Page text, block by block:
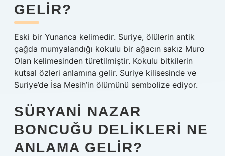
GELIR?
Eski bir Yunanca kelimedir. Suriye, ölülerin antik
çağda mumyalandığı kokulu bir ağacın sakız Muro
Olan kelimesinden türetilmiştir. Kokulu bitkilerin
kutsal özleri anlamına gelir. Suriye kilisesinde ve
Suriye’de İsa Mesih’in ölümünü sembolize ediyor.
SÜRYANI NAZAR
BONCUĞU DELIKLERI NE
ANLAMA GELIR?